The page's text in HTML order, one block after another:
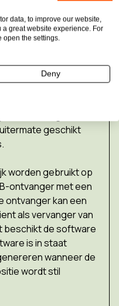
slechts 23 gram, het
worden bevestigd
mogelijkheden
hoofdbanden en
geschikt
worden gebruikt op
ontvanger met een
ontvanger kan een
als vervanger van
beschikt de software
is in staat
wanneer de
wordt stil
data, to improve our website,
great website experience. For
open the settings.
Deny